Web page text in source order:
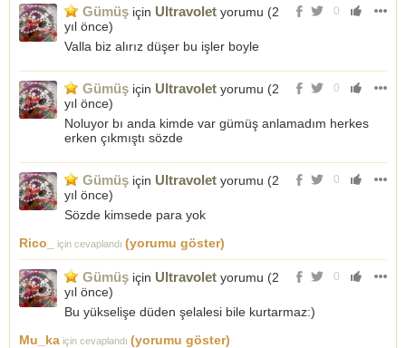
0
Gümüş için Ultravolet yorumu (2
yıl önce)
Valla biz alırız düşer bu işler boyle
0
Gümüş için Ultravolet yorumu (2
yıl önce)
Noluyor bı anda kimde var gümüş anlamadım herkes
erken çıkmıştı sözde
0
Gümüş için Ultravolet yorumu (2
yıl önce)
Sözde kimsede para yok
Rico_
için cevaplandı (yorumu göster)
0
Gümüş için Ultravolet yorumu (2
yıl önce)
Bu yükselişe düden şelalesi bile kurtarmaz:)
Mu_ka için cevaplandı (yorumu göster)